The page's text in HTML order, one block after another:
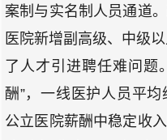
案制与实名制人员通道
医院新增副高级、中级
了人才引进聘任难问
酬”，一线医护人员平
公立医院薪酬中稳定收